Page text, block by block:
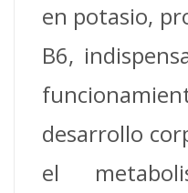
en potasio,
B6,
desarrollo
el